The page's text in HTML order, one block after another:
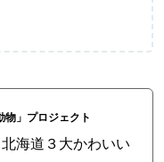
物」プロジェクト
海道３大かわいい